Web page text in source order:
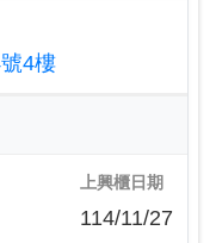
4樓
上興櫃日期
114/11/27